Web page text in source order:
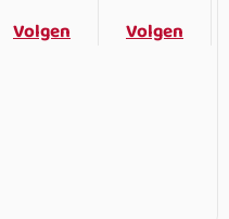
Volgen
Volgen